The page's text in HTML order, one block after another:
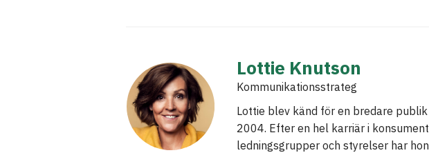
Lottie Knutson
Kommunikationsstrateg
Lottie blev känd för en bredare
2004. Efter en hel karriär i
ledningsgrupper och styrelser har